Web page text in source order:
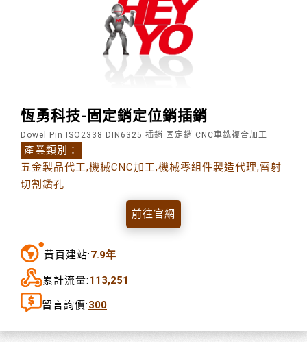
恆勇科技-固定銷定位銷插銷
Dowel Pin ISO2338 DIN6325 插銷 固定銷 CNC車銑複合加工
產業類別：
五金製品代工,機械CNC加工,機械零組件製造代理,雷射
切割鑽孔
前往官網
黃頁建站:7.9年
累計流量:113,251
留言詢價:300